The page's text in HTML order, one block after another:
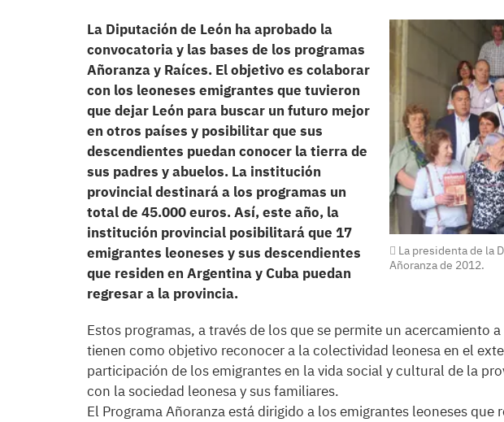
La presidenta de la
Añoranza de 2012.
La Diputación de León ha aprobado la
convocatoria y las bases de los programas
Añoranza y Raíces. El objetivo es colaborar
con los leoneses emigrantes que tuvieron
que dejar León para buscar un futuro mejor
en otros países y posibilitar que sus
descendientes puedan conocer la tierra de
sus padres y abuelos. La institución
provincial destinará a los programas un
total de 45.000 euros. Así, este año, la
institución provincial posibilitará que 17
emigrantes leoneses y sus descendientes
que residen en Argentina y Cuba puedan
regresar a la provincia.
Estos programas, a través de los que se permite un acercamiento
tienen como objetivo reconocer a la colectividad leonesa en el
participación de los emigrantes en la vida social y cultural de la
con la sociedad leonesa y sus familiares.
El Programa Añoranza está dirigido a los emigrantes leoneses que